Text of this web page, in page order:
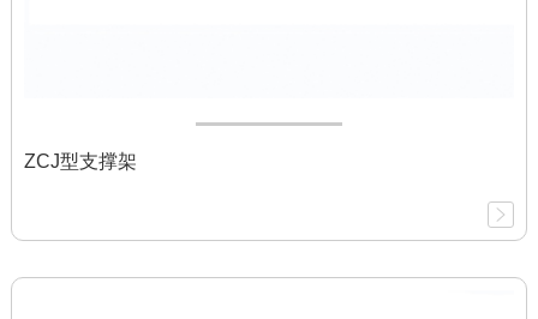
ZCJ型支撑架